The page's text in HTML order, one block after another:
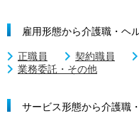
雇用形態から介護職・ヘ
正職員 契約職員
業務委託・その他
サービス形態から介護職